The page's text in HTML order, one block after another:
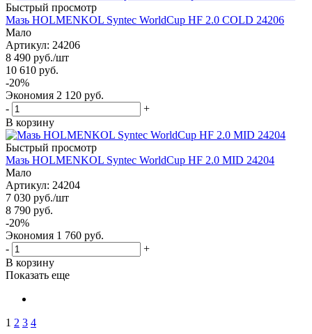
Быстрый просмотр
Мазь HOLMENKOL Syntec WorldCup HF 2.0 COLD 24206
Мало
Артикул: 24206
8 490 руб./шт
10 610 руб.
-20%
Экономия 2 120 руб.
-
+
В корзину
Быстрый просмотр
Мазь HOLMENKOL Syntec WorldCup HF 2.0 MID 24204
Мало
Артикул: 24204
7 030 руб./шт
8 790 руб.
-20%
Экономия 1 760 руб.
-
+
В корзину
Показать еще
1 2 3 4